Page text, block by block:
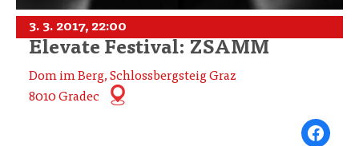
3. 3. 2017, 22:00
Elevate Festival: ZSAMM
Dom im Berg, Schlossbergsteig Graz
8010 Gradec
Share on